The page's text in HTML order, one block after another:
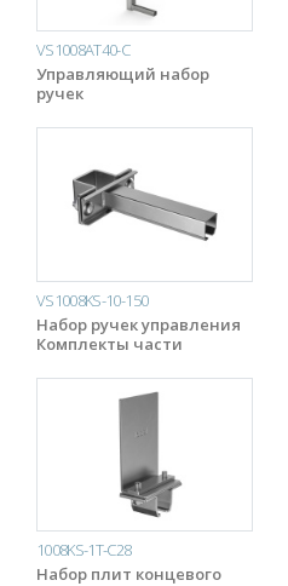
VS1008AT40-C
Управляющий набор
ручек
VS1008KS-10-150
Набор ручек управления
Комплекты части
1008KS-1T-C28
Набор плит концевого